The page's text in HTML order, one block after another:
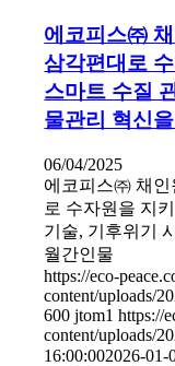
에코피스㈜
삼각편대로
스마트 수질
물관리 혁신
06/04/2025
에코피스㈜ 채인
로 수자원을 지
기술, 기후위기
월간인물
https://eco-
content/uploads/
600 jtom1 https://
content/uploads/
16:00:002026-01-